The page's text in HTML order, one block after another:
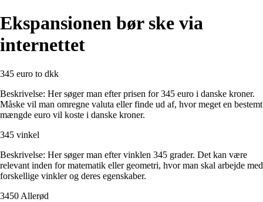
Ekspansionen bør ske via
internettet
345 euro to dkk
Beskrivelse: Her søger man efter prisen for 345 euro i danske kroner.
Måske vil man omregne valuta eller finde ud af, hvor meget en bestemt
mængde euro vil koste i danske kroner.
345 vinkel
Beskrivelse: Her søger man efter vinklen 345 grader. Det kan være
relevant inden for matematik eller geometri, hvor man skal arbejde med
forskellige vinkler og deres egenskaber.
3450 Allerød